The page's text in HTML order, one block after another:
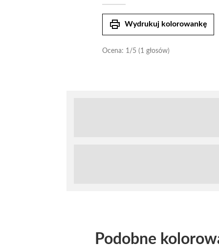
print Wydrukuj kolorowankę
Ocena: 1/5 (1 głosów)
Podobne